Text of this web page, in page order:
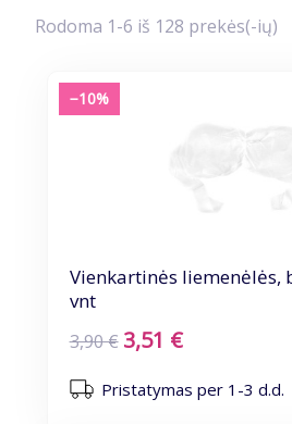
Rodoma 1-6 iš 128 prekės(-ių)
Vienkartinės liemenėlės,
vnt
3,90 € 3,51 €
Pristatymas per 1-3 d.d.
−10%